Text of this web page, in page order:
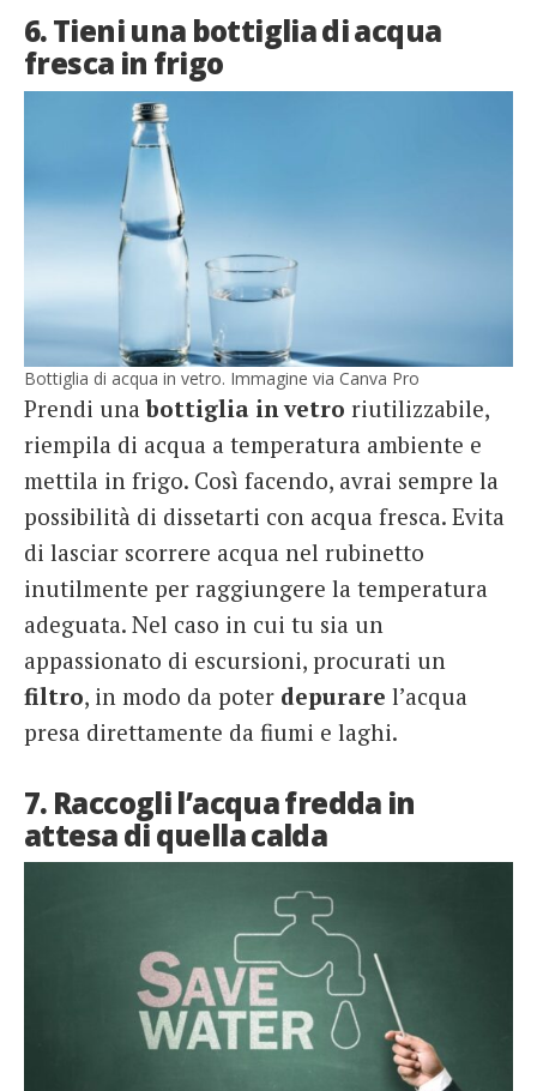
6. Tieni una bottiglia di acqua
fresca in frigo
Bottiglia di acqua in vetro. Immagine via Canva Pro
Prendi unabottiglia in vetro riutilizzabile,
riempila di acqua a temperatura ambiente e
mettila in frigo. Così facendo, avrai sempre la
possibilità di dissetarti con acqua fresca. Evita
di lasciar scorrere acqua nel rubinetto
inutilmente per raggiungere la temperatura
adeguata. Nel caso in cui tu sia un
appassionato di escursioni, procurati un
filtro, in modo da poter depurare l’acqua
presa direttamente da fiumi e laghi.
7. Raccogli l’acqua fredda in
attesa di quella calda